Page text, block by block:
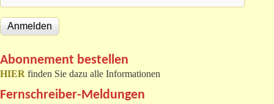
Abonnement bestellen
HIER finden Sie dazu alle Informationen
Fernschreiber-Meldungen